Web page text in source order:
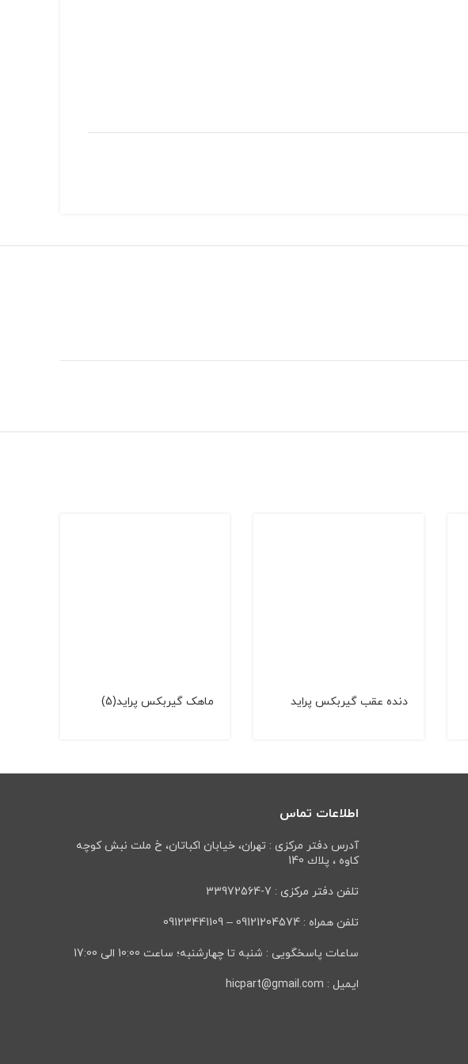
دنده عقب گیربکس پراید ماهک گیربکس پراید(5)
اطلاعات تماس
آدرس دفتر مرکزی : تهران، خيابان اكباتان، خ ملت نبش كوچه
كاوه ، پلاك 140
تلفن دفتر مرکزی : 7-33972564
تلفن همراه : 09121204574 – 09123441109
ساعات پاسخگویی : شنبه تا چهارشنبه؛ ساعت 10:00 الی 17:00
ایمیل : hicpart@gmail.com